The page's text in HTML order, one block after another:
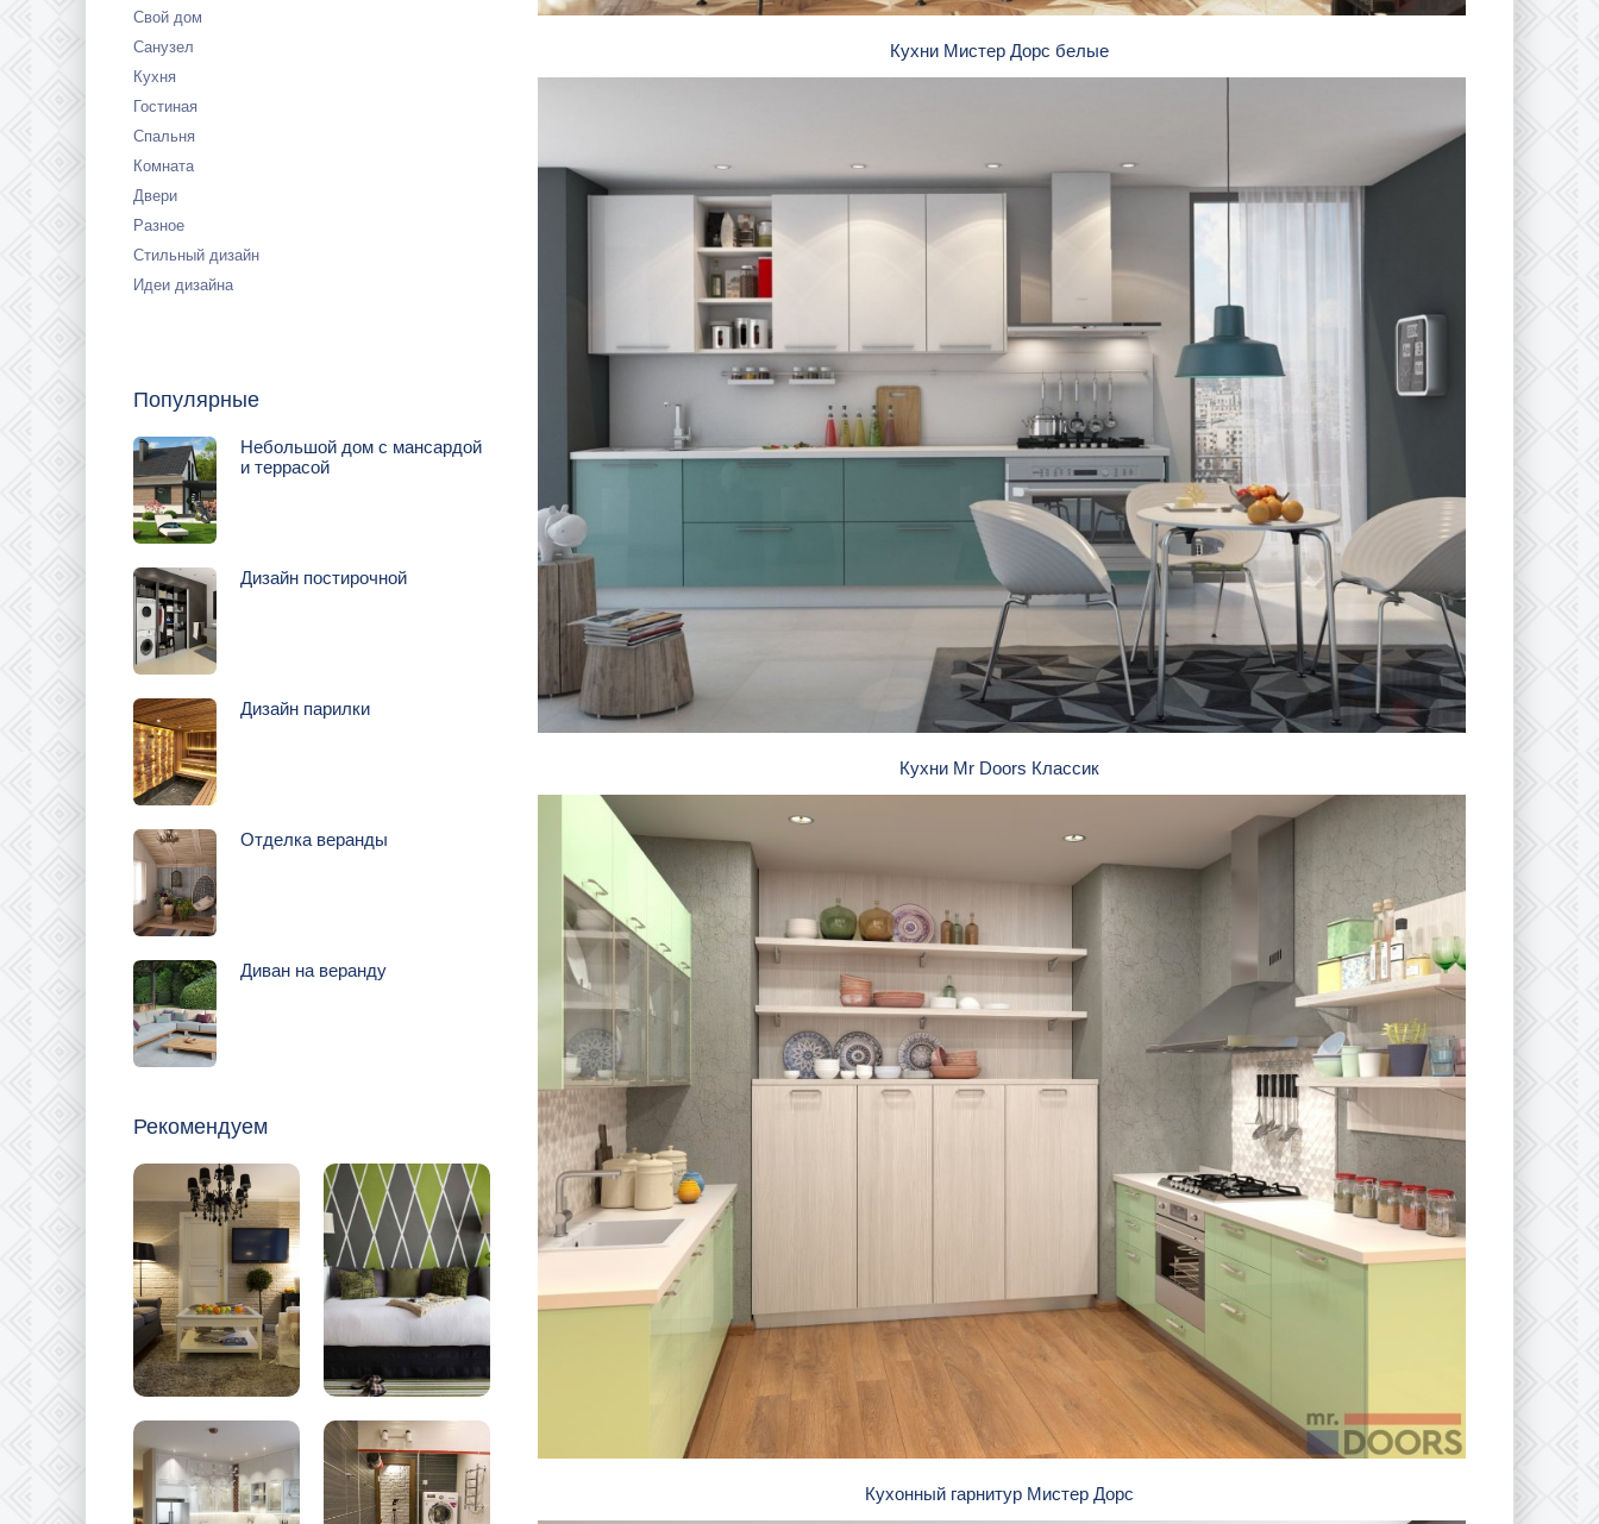
Свой дом
Санузел
Кухня
Гостиная
Спальня
Комната
Двери
Разное
Стильный дизайн
Идеи дизайна
Популярные
Небольшой дом с мансардой
и террасой
Дизайн постирочной
Дизайн парилки
Отделка веранды
Диван на веранду
Рекомендуем
Кухни Мистер Дорс белые
Кухни Mr Doors Классик
Кухонный гарнитур Мистер Дорс